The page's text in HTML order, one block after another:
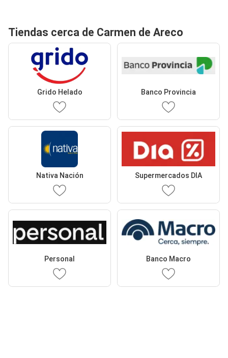
Tiendas cerca de Carmen de Areco
Grido Helado Banco Provincia
Nativa Nación Supermercados DIA
Personal Banco Macro